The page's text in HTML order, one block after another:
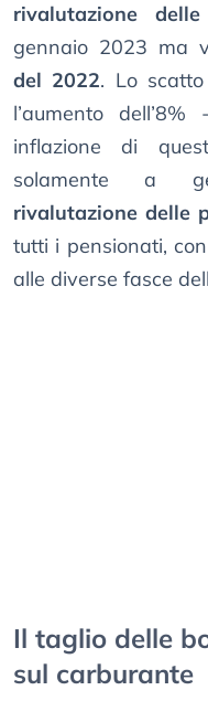
rivalutazione
gennaio 2023 ma
del 2022. Lo
l’aumento
inflazione di
solamente a
rivalutazione delle
tutti i pensionati,
alle diverse fasce
Il taglio delle
sul carburante